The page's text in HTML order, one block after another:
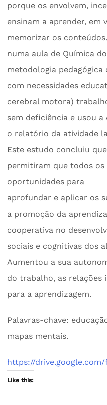
porque os envolvem,
ensinam a aprender, em
memorizar os
numa aula de Química
metodologia
com necessidades
cerebral motora)
sem deficiência e usou
o relatório da atividade
Este estudo concluiu
permitiram que todos os
oportunidades para
aprofundar e aplicar os
a promoção da
cooperativa no
sociais e cognitivas dos
Aumentou a sua
do trabalho, as relações
para a aprendizagem.
Palavras-chave:
mapas mentais.
https://drive.google.com/
Like this: